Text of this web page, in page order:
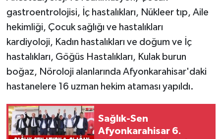
gastroentrolojisi, İç hastalıkları, Nükleer tıp, Aile
hekimliği, Çocuk sağlığı ve hastalıkları
kardiyoloji, Kadın hastalıkları ve doğum ve İç
hastalıkları, Göğüs Hastalıkları, Kulak burun
boğaz, Nöroloji alanlarında Afyonkarahisar'daki
hastanelere 16 uzman hekim ataması yapıldı.
Sağlık-Sen
Afyonkarahisar 6.